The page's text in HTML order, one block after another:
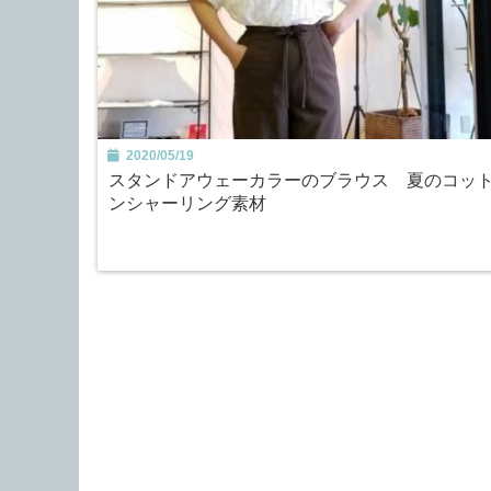
2020/05/19
スタンドアウェーカラーのブラウス 夏のコッ
ンシャーリング素材